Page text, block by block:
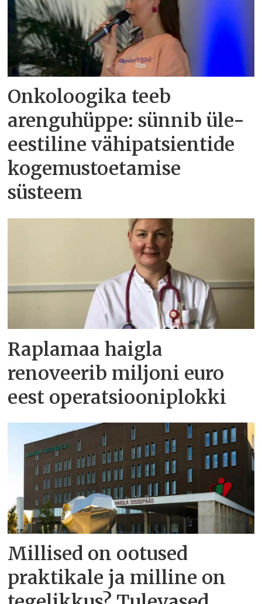
Onkoloogika teeb
arenguhüppe: sünnib üle-
eestiline vähipatsientide
kogemustoetamise
süsteem
Raplamaa haigla
renoveerib miljoni euro
eest operatsiooniplokki
Millised on ootused
praktikale ja milline on